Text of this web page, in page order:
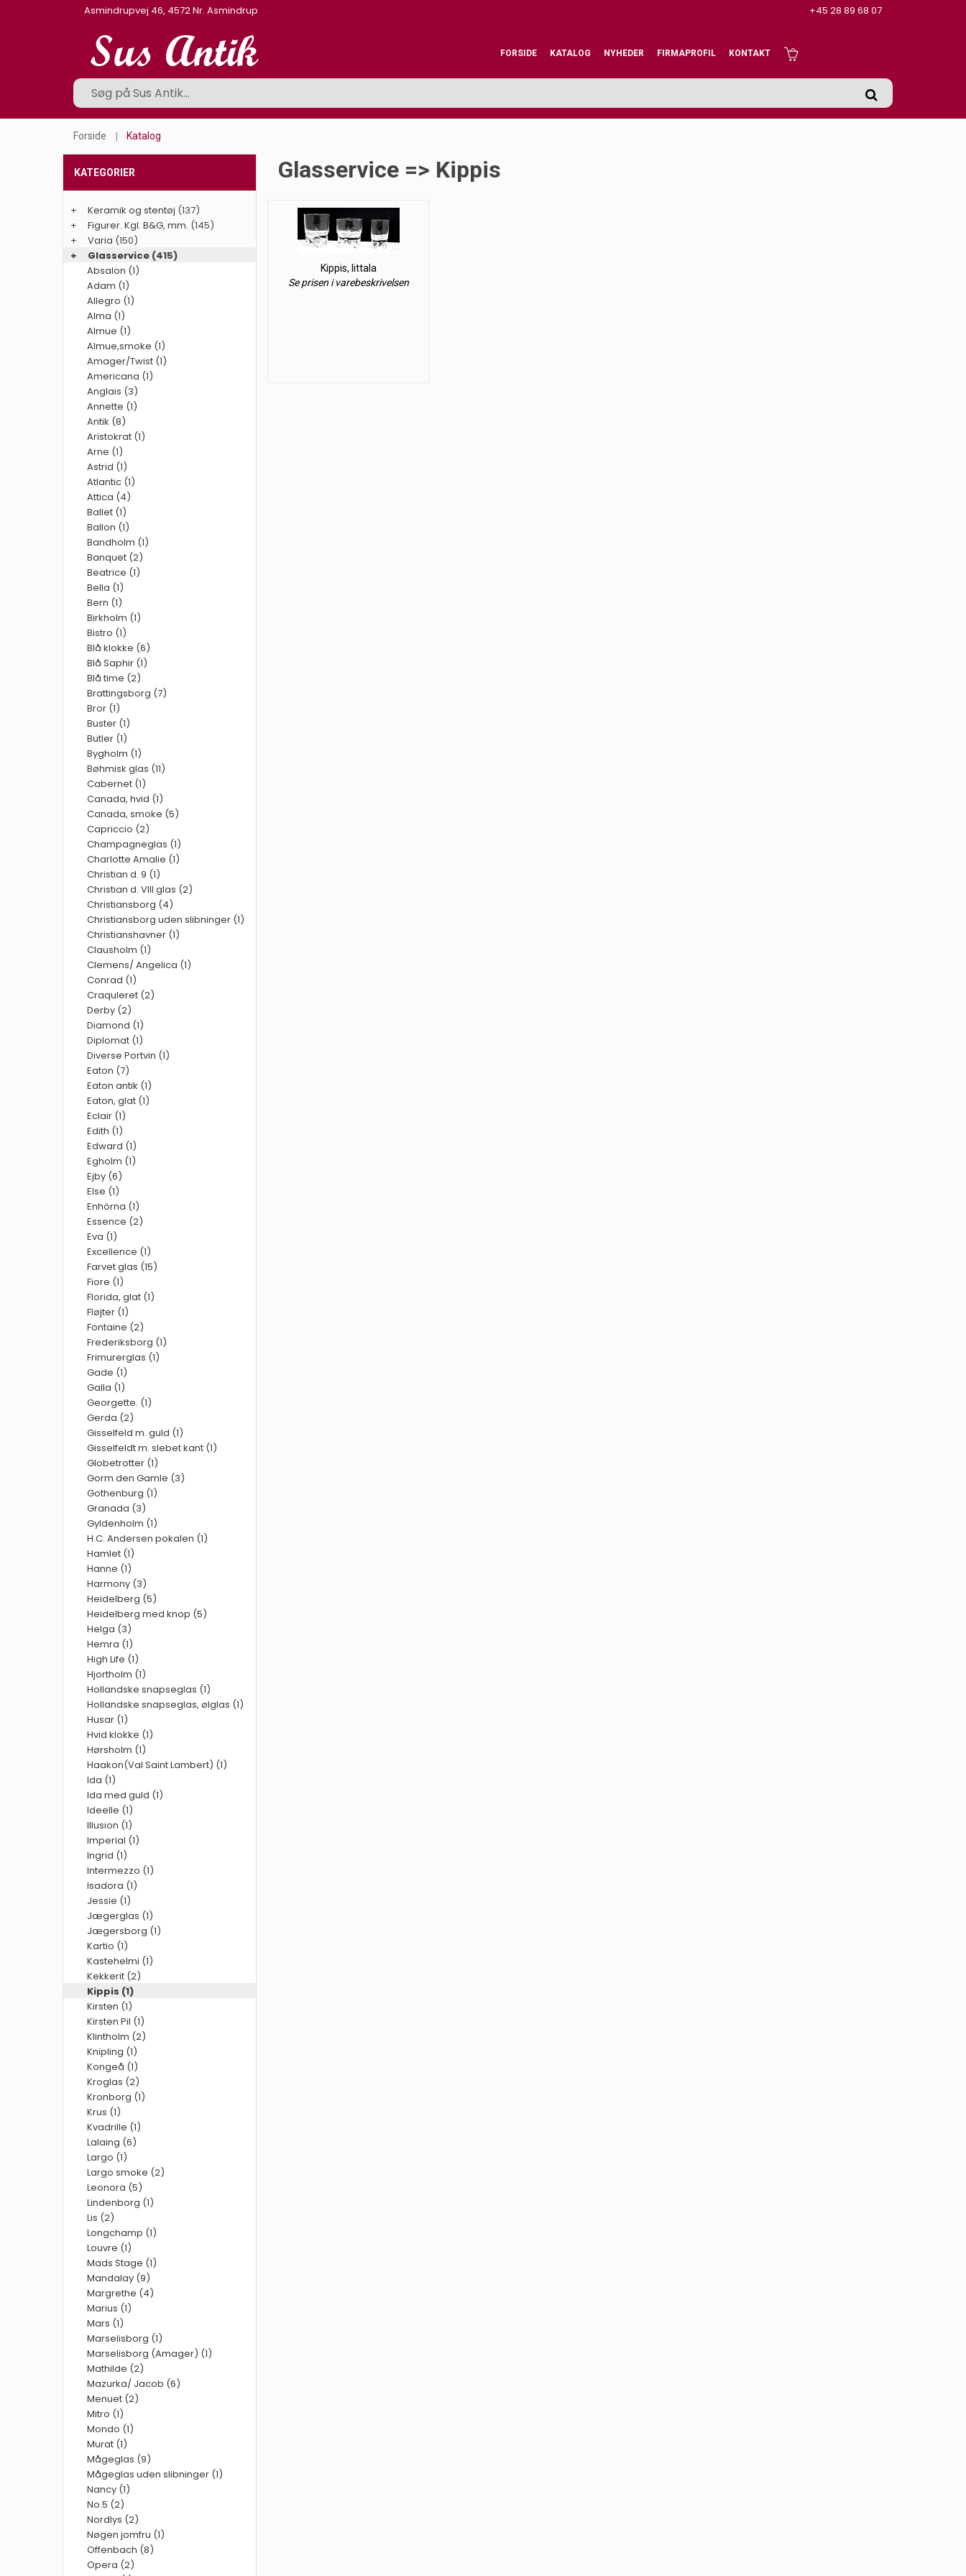
Asmindrupvej 46, 4572 Nr. Asmindrup +45 28 89 68 07
FORSIDE KATALOG NYHEDER FIRMAPROFIL KONTAKT
Forside Katalog
Glasservice => Kippis
Kippis, Iittala
Se prisen i varebeskrivelsen
KATEGORIER
+ Keramik og stentøj (137)
+
Figurer. Kgl. B&G, mm. (145)
+
Varia (150)
+
Glasservice (415)
Absalon (1)
Adam (1)
Allegro (1)
Alma (1)
Almue (1)
Almue,smoke (1)
Amager/Twist (1)
Americana (1)
Anglais (3)
Annette (1)
Antik (8)
Aristokrat (1)
Arne (1)
Astrid (1)
Atlantic (1)
Attica (4)
Ballet (1)
Ballon (1)
Bandholm (1)
Banquet (2)
Beatrice (1)
Bella (1)
Bern (1)
Birkholm (1)
Bistro (1)
Blå klokke (6)
Blå Saphir (1)
Blå time (2)
Brattingsborg (7)
Bror (1)
Buster (1)
Butler (1)
Bygholm (1)
Bøhmisk glas (11)
Cabernet (1)
Canada, hvid (1)
Canada, smoke (5)
Capriccio (2)
Champagneglas (1)
Charlotte Amalie (1)
Christian d. 9 (1)
Christian d. VIII glas (2)
Christiansborg (4)
Christiansborg uden slibninger (1)
Christianshavner (1)
Clausholm (1)
Clemens/ Angelica (1)
Conrad (1)
Craquleret (2)
Derby (2)
Diamond (1)
Diplomat (1)
Diverse Portvin (1)
Eaton (7)
Eaton antik (1)
Eaton, glat (1)
Eclair (1)
Edith (1)
Edward (1)
Egholm (1)
Ejby (6)
Else (1)
Enhörna (1)
Essence (2)
Eva (1)
Excellence (1)
Farvet glas (15)
Fiore (1)
Florida, glat (1)
Fløjter (1)
Fontaine (2)
Frederiksborg (1)
Frimurerglas (1)
Gade (1)
Galla (1)
Georgette. (1)
Gerda (2)
Gisselfeld m. guld (1)
Gisselfeldt m. slebet kant (1)
Globetrotter (1)
Gorm den Gamle (3)
Gothenburg (1)
Granada (3)
Gyldenholm (1)
H.C. Andersen pokalen (1)
Hamlet (1)
Hanne (1)
Harmony (3)
Heidelberg (5)
Heidelberg med knop (5)
Helga (3)
Hemra (1)
High Life (1)
Hjortholm (1)
Hollandske snapseglas (1)
Hollandske snapseglas, ølglas (1)
Husar (1)
Hvid klokke (1)
Hørsholm (1)
Haakon(Val Saint Lambert) (1)
Ida (1)
Ida med guld (1)
Ideelle (1)
Illusion (1)
Imperial (1)
Ingrid (1)
Intermezzo (1)
Isadora (1)
Jessie (1)
Jægerglas (1)
Jægersborg (1)
Kartio (1)
Kastehelmi (1)
Kekkerit (2)
Kippis (1)
Kirsten (1)
Kirsten Pil (1)
Klintholm (2)
Knipling (1)
Kongeå (1)
Kroglas (2)
Kronborg (1)
Krus (1)
Kvadrille (1)
Lalaing (6)
Largo (1)
Largo smoke (2)
Leonora (5)
Lindenborg (1)
Lis (2)
Longchamp (1)
Louvre (1)
Mads Stage (1)
Mandalay (9)
Margrethe (4)
Marius (1)
Mars (1)
Marselisborg (1)
Marselisborg (Amager) (1)
Mathilde (2)
Mazurka/ Jacob (6)
Menuet (2)
Mitro (1)
Mondo (1)
Murat (1)
Mågeglas (9)
Mågeglas uden slibninger (1)
Nancy (1)
No.5 (2)
Nordlys (2)
Nøgen jomfru (1)
Offenbach (8)
Opera (2)